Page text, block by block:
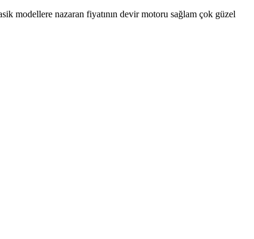
modellere nazaran fiyatının devir motoru sağlam çok güzel